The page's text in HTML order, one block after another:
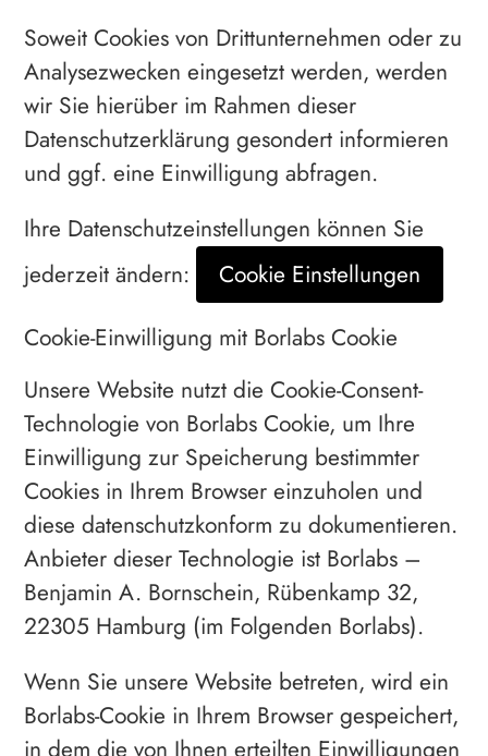
Soweit Cookies von Drittunternehmen oder zu
Analysezwecken eingesetzt werden, werden
wir Sie hierüber im Rahmen dieser
Datenschutzerklärung gesondert informieren
und ggf. eine Einwilligung abfragen.
Ihre Datenschutzeinstellungen können Sie
jederzeit ändern:
Cookie Einstellungen
Cookie-Einwilligung mit Borlabs Cookie
Unsere Website nutzt die Cookie-Consent-
Technologie von Borlabs Cookie, um Ihre
Einwilligung zur Speicherung bestimmter
Cookies in Ihrem Browser einzuholen und
diese datenschutzkonform zu dokumentieren.
Anbieter dieser Technologie ist Borlabs –
Benjamin A. Bornschein, Rübenkamp 32,
22305 Hamburg (im Folgenden Borlabs).
Wenn Sie unsere Website betreten, wird ein
Borlabs-Cookie in Ihrem Browser gespeichert,
in dem die von Ihnen erteilten Einwilligungen